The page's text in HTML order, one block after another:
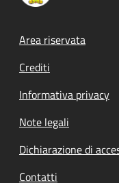
Footer
Area riservata
Crediti
Informativa privacy
Note legali
Dichiarazione di
Contatti